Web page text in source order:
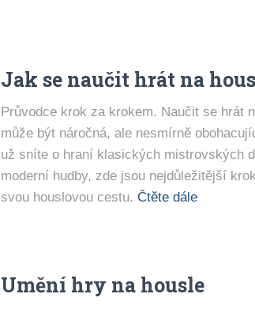
Jak se naučit hrát na
Průvodce krok za krokem. Naučit se hrát
může být náročná, ale nesmírně
už sníte o hraní klasických mistrovských
moderní hudby, zde jsou nejdůležitější
svou houslovou cestu. Čtěte dále
Umění hry na housle